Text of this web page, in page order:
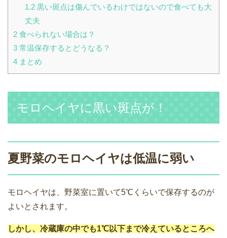
1.2黒い斑点は傷んでいるわけではないので食べても大
丈夫
2 食べられない場合は？
3 常温保存するとどうなる？
4 まとめ
モロヘイヤに黒い斑点が！
夏野菜のモロヘイヤは低温に弱い
モロヘイヤは、野菜室に置いて5℃くらいで保存するのが
よいとされます。
しかし、冷蔵庫の中でも1℃以下まで冷えているところへ